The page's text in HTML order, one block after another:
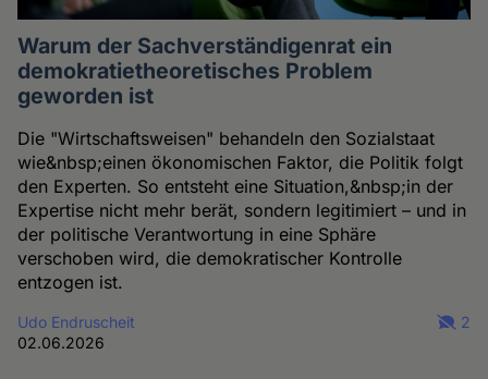
Warum der Sachverständigenrat ein
demokratietheoretisches Problem
geworden ist
Die "Wirtschaftsweisen" behandeln den Sozialstaat
wie&nbsp;einen ökonomischen Faktor, die Politik folgt
den Experten. So entsteht eine Situation,&nbsp;in der
Expertise nicht mehr berät, sondern legitimiert – und in
der politische Verantwortung in eine Sphäre
verschoben wird, die demokratischer Kontrolle
entzogen ist.
Udo Endruscheit
02.06.2026
2